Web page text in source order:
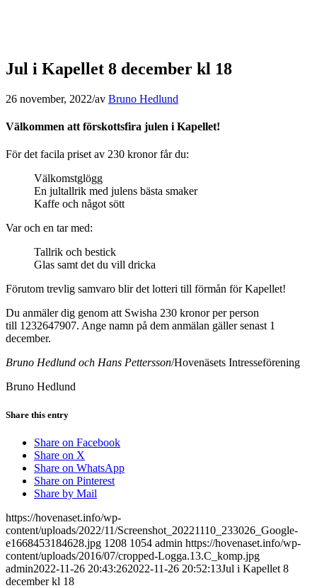
Jul i Kapellet 8 december kl 18
26 november, 2022/av Bruno Hedlund
Välkommen att förskottsfira julen i Kapellet!
För det facila priset av 230 kronor får du:
Välkomstglögg
En jultallrik med julens bästa smaker
Kaffe och något sött
Var och en tar med:
Tallrik och bestick
Glas samt det du vill dricka
Förutom trevlig samvaro blir det lotteri till förmån för Kapellet!
Du anmäler dig genom att Swisha 230 kronor per person
till 1232647907. Ange namn på dem anmälan gäller senast 1
december.
Bruno Hedlund och Hans Pettersson/Hovenäsets Intresseförening
Bruno Hedlund
Share this entry
Share on Facebook
Share on X
Share on WhatsApp
Share on Pinterest
Share by Mail
https://hovenaset.info/wp-
content/uploads/2022/11/Screenshot_20221110_233026_Google-
e1668453184628.jpg 1208 1054 admin https://hovenaset.info/wp-
content/uploads/2016/07/cropped-Logga.13.C_komp.jpg
admin2022-11-26 20:43:262022-11-26 20:52:13Jul i Kapellet 8
december kl 18